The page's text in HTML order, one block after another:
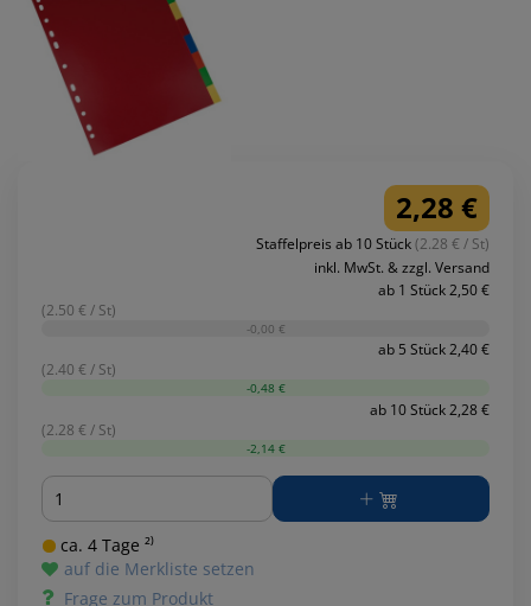
2,28 €
Staffelpreis ab 10 Stück(2.28 € / St)
inkl. MwSt. & zzgl. Versand
ab 1 Stück 2,50 €
(2.50 € / St)
-0,00 €
ab 5 Stück 2,40 €
(2.40 € / St)
-0,48 €
ab 10 Stück 2,28 €
(2.28 € / St)
-2,14 €
Menge
ca. 4 Tage ²⁾
auf die Merkliste setzen
Frage zum Produkt